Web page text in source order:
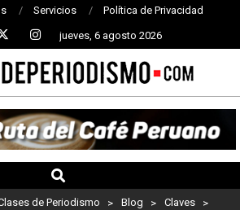
Servicios Política de Privacidad
jueves, 6 agosto 2026
de Periodismo > Blog > Claves >